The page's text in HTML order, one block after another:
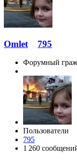
Omlet 795
Форумный
Пользователи
795
1 260